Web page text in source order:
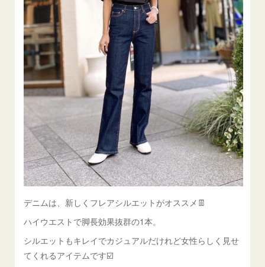
デニムは、新しくフレアシルエットがオススメ👖
ハイウエストで脚長効果抜群の1本。
シルエットもキレイでカジュアルだけれど女性らしく見せ
てくれるアイテムです☑️